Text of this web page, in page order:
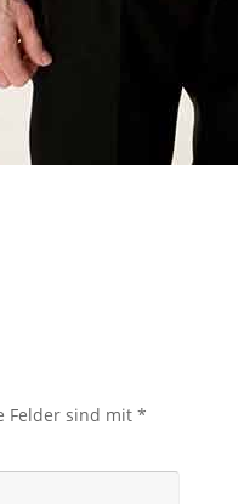
Felder sind mit *